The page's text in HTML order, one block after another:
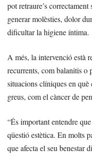
pot retraure’s
generar molèsties, dolor
dificultar la higiene íntima.
A més, la intervenció està
recurrents, com balanitis o
situacions clíniques en què
greus, com el càncer de
“És important entendre
qüestió estètica. En molts
que afecta el seu benestar